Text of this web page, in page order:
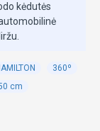
iškelti
(9
kėdutės
360º
cm